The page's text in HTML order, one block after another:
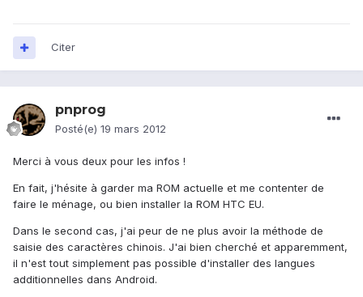
Citer
pnprog
Posté(e) 19 mars 2012
Merci à vous deux pour les infos !
En fait, j'hésite à garder ma ROM actuelle et me contenter de
faire le ménage, ou bien installer la ROM HTC EU.
Dans le second cas, j'ai peur de ne plus avoir la méthode de
saisie des caractères chinois. J'ai bien cherché et apparemment,
il n'est tout simplement pas possible d'installer des langues
additionnelles dans Android.